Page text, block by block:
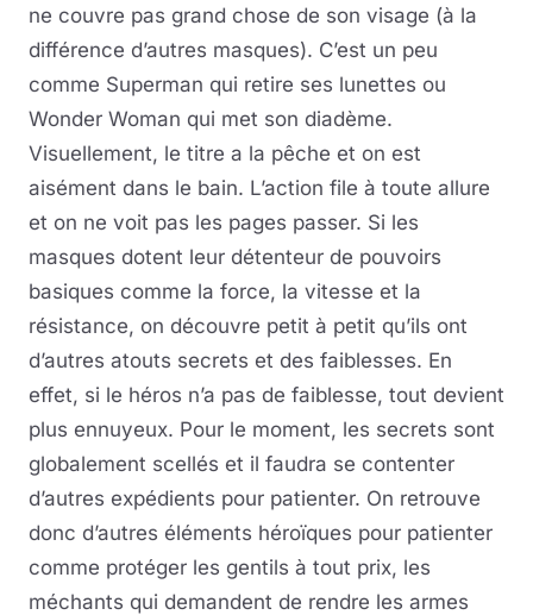
ne couvre pas grand chose de son visage (à la
différence d’autres masques). C’est un peu
comme Superman qui retire ses lunettes ou
Wonder Woman qui met son diadème.
Visuellement, le titre a la pêche et on est
aisément dans le bain. L’action file à toute allure
et on ne voit pas les pages passer. Si les
masques dotent leur détenteur de pouvoirs
basiques comme la force, la vitesse et la
résistance, on découvre petit à petit qu’ils ont
d’autres atouts secrets et des faiblesses. En
effet, si le héros n’a pas de faiblesse, tout devient
plus ennuyeux. Pour le moment, les secrets sont
globalement scellés et il faudra se contenter
d’autres expédients pour patienter. On retrouve
donc d’autres éléments héroïques pour patienter
comme protéger les gentils à tout prix, les
méchants qui demandent de rendre les armes